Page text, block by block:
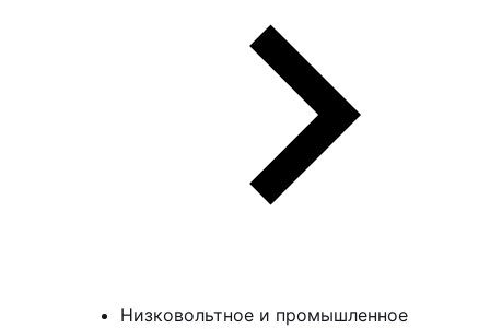
Низковольтное и промышленное